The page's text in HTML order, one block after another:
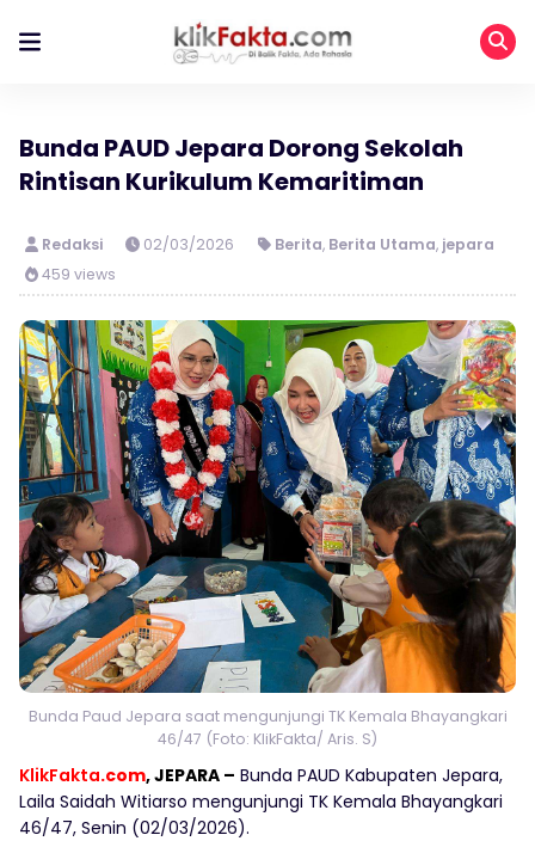
Bunda PAUD Jepara Dorong Sekolah
Rintisan Kurikulum Kemaritiman
Redaksi 02/03/2026 Berita, Berita Utama, jepara
459 views
Bunda Paud Jepara saat mengunjungi TK Kemala Bhayangkari
46/47 (Foto: KlikFakta/ Aris. S)
KlikFakta.com, JEPARA – Bunda PAUD Kabupaten Jepara,
Laila Saidah Witiarso mengunjungi TK Kemala Bhayangkari
46/47, Senin (02/03/2026).